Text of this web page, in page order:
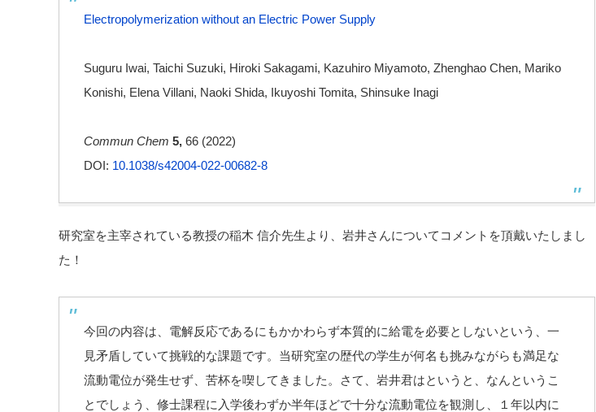
Electropolymerization without an Electric Power Supply
Suguru Iwai, Taichi Suzuki, Hiroki Sakagami, Kazuhiro Miyamoto, Zhenghao Chen, Mariko
Konishi, Elena Villani, Naoki Shida, Ikuyoshi Tomita, Shinsuke Inagi
Commun Chem 5, 66 (2022)
DOI: 10.1038/s42004-022-00682-8
研究室を主宰されている教授の稲木 信介先生より、岩井さんについてコメントを頂戴いたしまし
た！
今回の内容は、電解反応であるにもかかわらず本質的に給電を必要としないという、一
見矛盾していて挑戦的な課題です。当研究室の歴代の学生が何名も挑みながらも満足な
流動電位が発生せず、苦杯を喫してきました。さて、岩井君はというと、なんというこ
とでしょう、修士課程に入学後わずか半年ほどで十分な流動電位を観測し、１年以内に